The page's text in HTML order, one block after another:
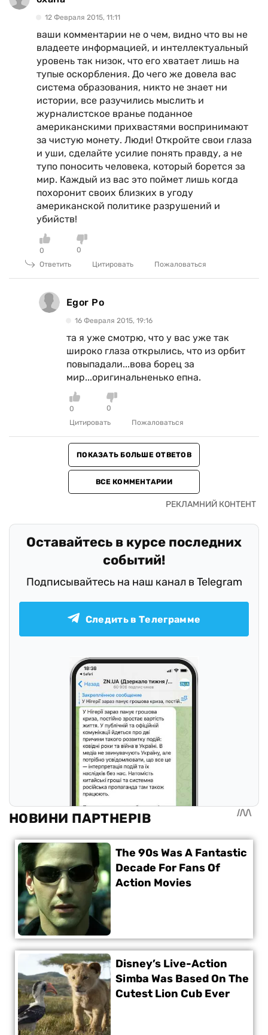
12 Февраля 2015, 11:11
ваши комментарии не о чем, видно что вы не
владеете информацией, и интеллектуальный
уровень так низок, что его хватает лишь на
тупые оскорбления. До чего же довела вас
система образования, никто не знает ни
истории, все разучились мыслить и
журналистское вранье поданное
американскими прихвастями воспринимают
за чистую монету. Люди! Откройте свои глаза
и уши, сделайте усилие понять правду, а не
тупо поносить человека, который борется за
мир. Каждый из вас это поймет лишь когда
похоронит своих близких в угоду
американской политике разрушений и
убийств!
0
0
Ответить
Цитировать Пожаловаться
Egor Po
16 Февраля 2015, 19:16
та я уже смотрю, что у вас уже так
широко глаза открылись, что из орбит
повыпадали...вова борец за
мир...оригинальненько епна.
0
0
Цитировать
Пожаловаться
ПОКАЗАТЬ БОЛЬШЕ ОТВЕТОВ
ВСЕ КОММЕНТАРИИ
Оставайтесь в курсе последних
событий!
Подписывайтесь на наш канал в Telegram
Следить в Телеграмме